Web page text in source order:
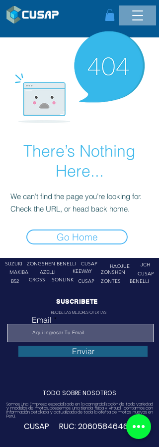
There’s Nothing
Here...
We can’t find the page you’re looking for.
Check the URL, or head back home.
Go Home
SUZUKI
ZONGSHEN
MAKIBA
AZELLI
BENELLI
CUSAP
KEEWAY
B52
CROSS SONLINK CUSAP
HAOJUE
JCH
ZONSHEN
ZONTES
CUSAP
BENELLI
SUSCRIBETE
RECIBE LAS MEJORES OFERTAS
Email
Enviar
TODO SOBRE NOSOTROS
Somos Una Empresa especializado en la comercialización de toda variedad
y modelos de motos, poseemos una tienda física y virtual. contamos con
información detallada y actualizada de toda la oferta de motos nuevas en
Perú.
CUSAP RUC:20605846468